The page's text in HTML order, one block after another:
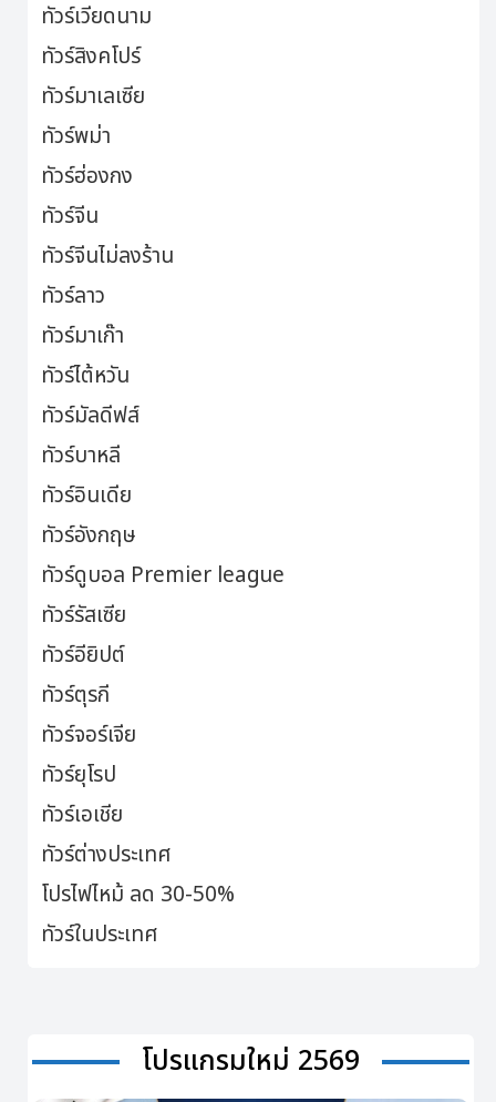
ทัวร์เวียดนาม
ทัวร์สิงคโปร์
ทัวร์มาเลเซีย
ทัวร์พม่า
ทัวร์ฮ่องกง
ทัวร์จีน
ทัวร์จีนไม่ลงร้าน
ทัวร์ลาว
ทัวร์มาเก๊า
ทัวร์ไต้หวัน
ทัวร์มัลดีฟส์
ทัวร์บาหลี
ทัวร์อินเดีย
ทัวร์อังกฤษ
ทัวร์ดูบอล Premier league
ทัวร์รัสเซีย
ทัวร์อียิปต์
ทัวร์ตุรกี
ทัวร์จอร์เจีย
ทัวร์ยุโรป
ทัวร์เอเชีย
ทัวร์ต่างประเทศ
โปรไฟไหม้ ลด 30-50%
ทัวร์ในประเทศ
โปรแกรมใหม่ 2569